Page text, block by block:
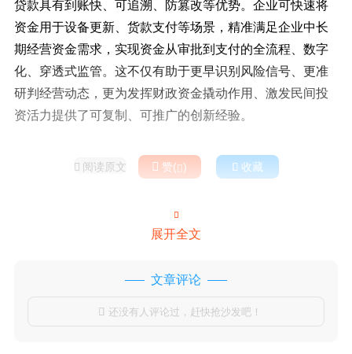
贷款具有到账快、可追溯、防篡改等优势。企业可快速将
资金用于设备更新、货款支付等场景，精准满足企业中长
期经营资金需求，实现资金从审批到支付的全流程、数字
化、穿透式监管。这不仅有助于更早识别风险信号、更准
研判经营动态，更为发挥财政资金撬动作用、激发民间投
资活力提供了可复制、可推广的创新经验。
 阅读原文  赞()  收藏

展开全文
文章评论
 还没有人评论过，赶快抢沙发吧！